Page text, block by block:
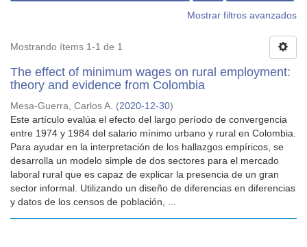
Mostrar filtros avanzados
Mostrando ítems 1-1 de 1
The effect of minimum wages on rural employment:
theory and evidence from Colombia
Mesa-Guerra, Carlos A. (2020-12-30)
Este artículo evalúa el efecto del largo período de convergencia
entre 1974 y 1984 del salario mínimo urbano y rural en Colombia.
Para ayudar en la interpretación de los hallazgos empíricos, se
desarrolla un modelo simple de dos sectores para el mercado
laboral rural que es capaz de explicar la presencia de un gran
sector informal. Utilizando un diseño de diferencias en diferencias
y datos de los censos de población, ...